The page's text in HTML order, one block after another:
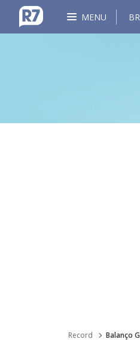
MENU
Record Balanço